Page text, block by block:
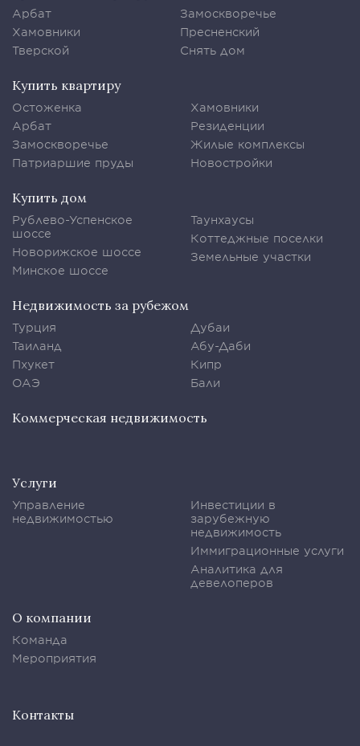
Арбат
Хамовники
Тверской
Замоскворечье
Пресненский
Снять дом
Купить квартиру
Остоженка
Арбат
Замоскворечье
Патриаршие пруды
Хамовники
Резиденции
Жилые комплексы
Новостройки
Купить дом
Рублево-Успенское
шоссе
Новорижское шоссе
Минское шоссе
Таунхаусы
Коттеджные поселки
Земельные участки
Недвижимость за рубежом
Турция
Таиланд
Пхукет
ОАЭ
Дубаи
Абу-Даби
Кипр
Бали
Коммерческая недвижимость
Услуги
Управление
недвижимостью
Инвестиции в
зарубежную
недвижимость
Иммиграционные услуги
Аналитика для
девелоперов
О компании
Команда
Мероприятия
Контакты